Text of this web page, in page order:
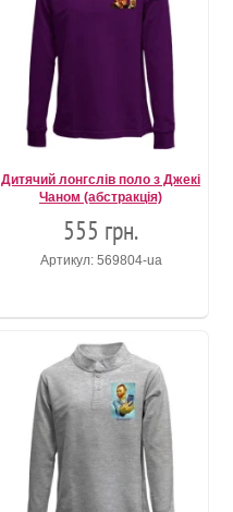
Дитячий лонгслів поло з Джекі
Чаном (абстракція)
555 грн.
Артикул: 569804-ua